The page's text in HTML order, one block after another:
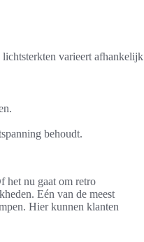
varieert afhankelijk
behoudt.
het nu gaat om retro
Eén van de meest
Hier kunnen klanten